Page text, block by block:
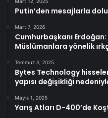
Putin’den mesajlarla
Mart 7, 2026
Cumhurbaşkanı
Müslümanlara yönelik
Temmuz 3, 2025
Bytes Technology
yapısı değişikliği
Mayıs 1, 2025
Yarış Atları D-400’de